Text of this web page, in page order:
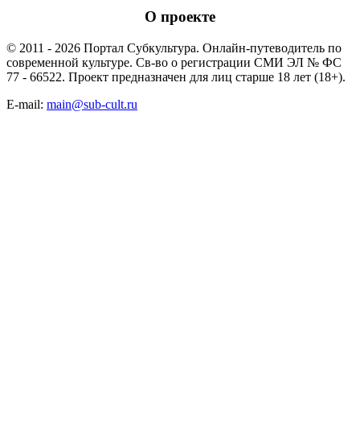
О проекте
© 2011 - 2026 Портал Субкультура. Онлайн-путеводитель по
современной культуре. Св-во о регистрации СМИ ЭЛ № ФС
77 - 66522. Проект предназначен для лиц старше 18 лет (18+).
E-mail: main@sub-cult.ru